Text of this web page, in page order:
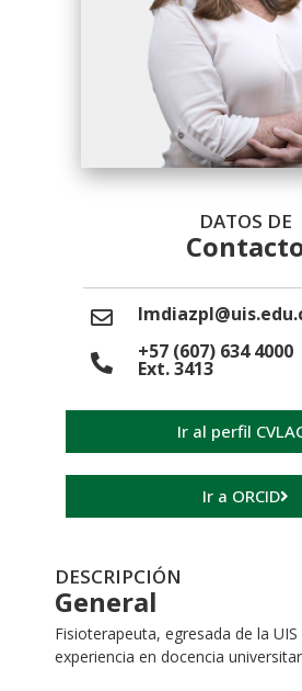
DATOS DE
+57 (607) 634 4000
Ext. 3413
Ir al perfil
Ir a ORCID
DESCRIPCIÓN
General
Fisioterapeuta, egresada de la
experiencia en docencia